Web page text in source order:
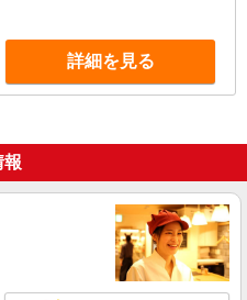
も不安のある方、お気軽にお問
！ ＊収入補償（10ヶ月）／月10
同行フォローも約2ヶ月間と充
なし！しっかり稼げます◎ ※研
4000円／日 収入保障期間：10か
詳細を見る
報